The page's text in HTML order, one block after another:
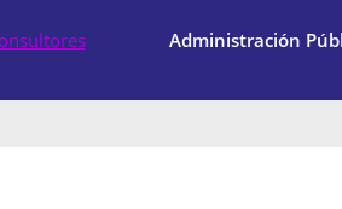
Administración